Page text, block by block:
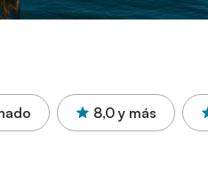
8,0 y más